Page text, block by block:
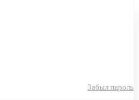
Забыл пароль